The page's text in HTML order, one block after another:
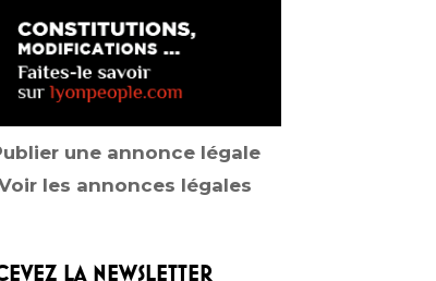
une annonce légale
les annonces légales
LA NEWSLETTER